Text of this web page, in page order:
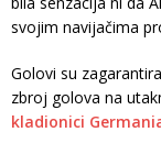
svojim navijačima
Golovi su
zbroj golova na
kladionici